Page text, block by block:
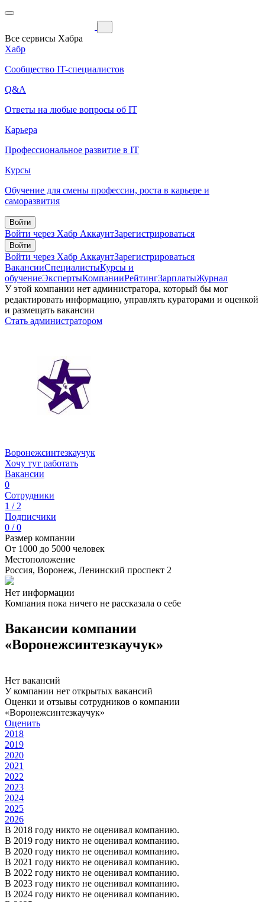
Все сервисы Хабра
Хабр
Сообщество IT-специалистов
Q&A
Ответы на любые вопросы об IT
Карьера
Профессиональное развитие в IT
Курсы
Обучение для смены профессии, роста в карьере и
саморазвития
Войти
Войти через Хабр АккаунтЗарегистрироваться
Войти
Войти через Хабр АккаунтЗарегистрироваться
ВакансииСпециалистыКурсы и
обучениеЭкспертыКомпанииРейтингЗарплатыЖурнал
У этой компании нет администратора, который бы мог
редактировать информацию, управлять кураторами и оценкой
и размещать вакансии
Стать администратором
Воронежсинтезкаучук
Хочу тут работать
Вакансии
0
Сотрудники
1 / 2
Подписчики
0 / 0
Размер компании
От 1000 до 5000 человек
Местоположение
Россия, Воронеж, Ленинский проспект 2
Нет информации
Компания пока ничего не рассказала о себе
Вакансии компании
«Воронежсинтезкаучук»
Нет вакансий
У компании нет открытых вакансий
Оценки и отзывы сотрудников о компании
«Воронежсинтезкаучук»
Оценить
2018
2019
2020
2021
2022
2023
2024
2025
2026
В 2018 году никто не оценивал компанию.
В 2019 году никто не оценивал компанию.
В 2020 году никто не оценивал компанию.
В 2021 году никто не оценивал компанию.
В 2022 году никто не оценивал компанию.
В 2023 году никто не оценивал компанию.
В 2024 году никто не оценивал компанию.